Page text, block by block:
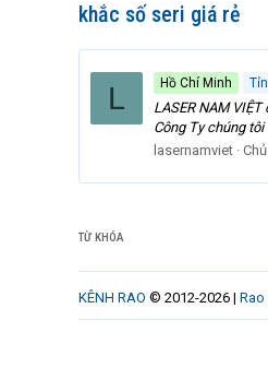
khắc số seri giá rẻ
L Hồ Chí Minh
LASER NAM
Công Ty chúng
lasernamviet
TỪ KHÓA
KÊNH RAO © 2012-2026 | Rao